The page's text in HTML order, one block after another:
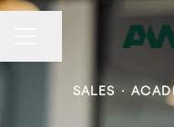
SALES ·